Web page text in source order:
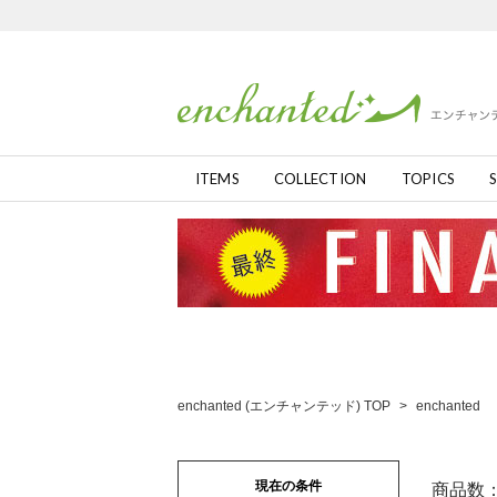
ITEMS COLLECTION TOPICS
enchanted (エンチャンテッド) TOP > enchanted
現在の条件 商品数